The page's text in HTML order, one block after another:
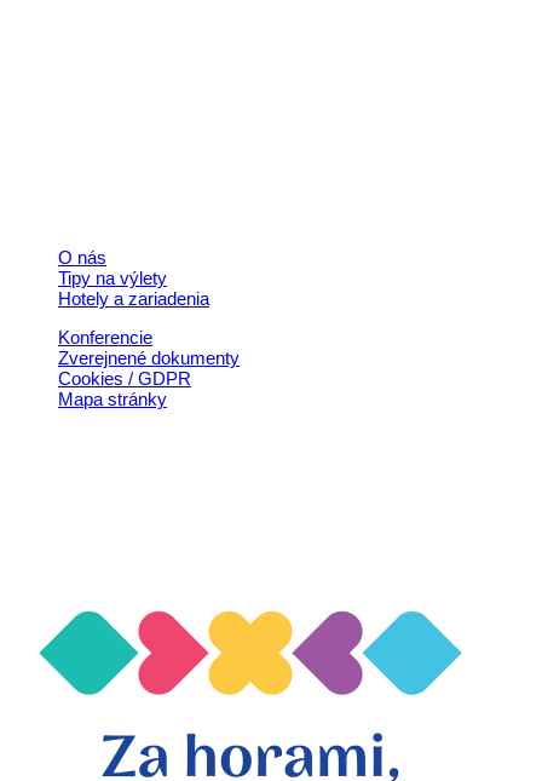
O nás
Tipy na výlety
Hotely a zariadenia
Konferencie
Zverejnené dokumenty
Cookies / GDPR
Mapa stránky